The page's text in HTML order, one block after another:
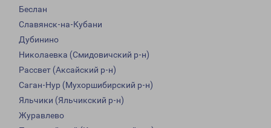
Беслан
Славянск-на-Кубани
Дубинино
Николаевка (Смидовичский р-н)
Рассвет (Аксайский р-н)
Саган-Нур (Мухоршибирский р-н)
Яльчики (Яльчикский р-н)
Журавлево